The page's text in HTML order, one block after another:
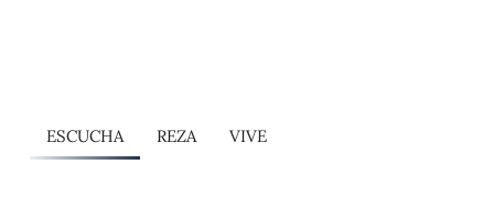
ESCUCHA REZA VIVE